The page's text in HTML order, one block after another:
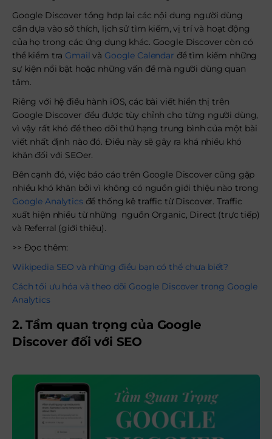
Google Discover tổng hợp lại các nội dung người dùng
cần dựa vào sở thích, lịch sử tìm kiếm, vị trí và hoạt động
của họ trong các ứng dụng khác. Google Discover còn có
thể kiểm tra Gmail và Google Calendar để tìm kiếm những
sự kiện nổi bật hoặc những vấn đề mà người dùng quan
tâm.
Riêng với hệ điều hành iOS, các bài viết hiển thị trên
Google Discover đều được tùy chỉnh cho từng người dùng,
vì vậy rất khó để theo dõi thứ hạng trung bình của một bài
viết nhất định nào đó. Điều này sẽ gây ra khá nhiều khó
khăn đối với SEOer.
Bên cạnh đó, việc báo cáo trên Google Discover cũng gặp
nhiều khó khăn bởi vì không có nguồn giới thiệu nào trong
Google Analytics để thống kê traffic từ Discover. Traffic
xuất hiện nhiều từ những nguồn Organic, Direct (trực tiếp)
và Referral (giới thiệu).
>> Đọc thêm:
Wikipedia SEO và những điều bạn có thể chưa biết?
Cách tối ưu hóa và theo dõi Google Discover trong Google
Analytics
2. Tầm quan trọng của Google
Discover đối với SEO